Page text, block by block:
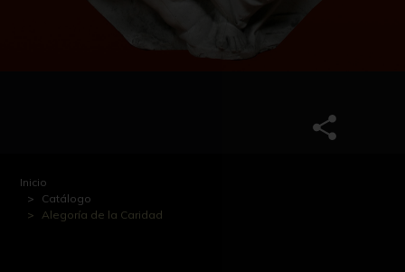
Inicio
Catálogo
Alegoría de la Caridad